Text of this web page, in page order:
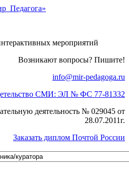
Педагога»
мероприятий
Возникают вопросы? Пишите!
info@mir-pedagoga.ru
СМИ: ЭЛ № ФС 77-81332
деятельность № 029045 от
28.07.2011г.
Заказать диплом Почтой России